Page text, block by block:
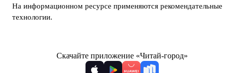
На информационном ресурсе применяются рекомендательные
технологии.
Скачайте приложение «Читай-город»